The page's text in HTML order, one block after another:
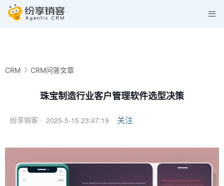
CRM CRM问答文章
珠宝制造行业客户管理软件选型决策
纷享销客 · 2025-5-15 23:47:19 关注